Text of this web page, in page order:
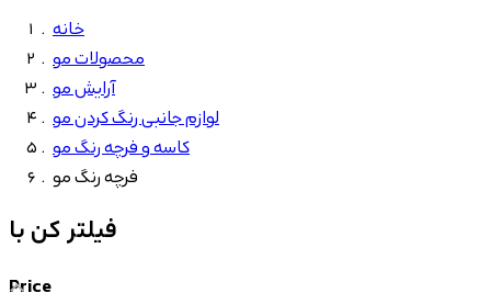
خانه
محصولات مو
آرایش مو
لوازم جانبی رنگ کردن مو
کاسه و فرچه رنگ مو
فرچه رنگ مو
فیلتر کن با
Price